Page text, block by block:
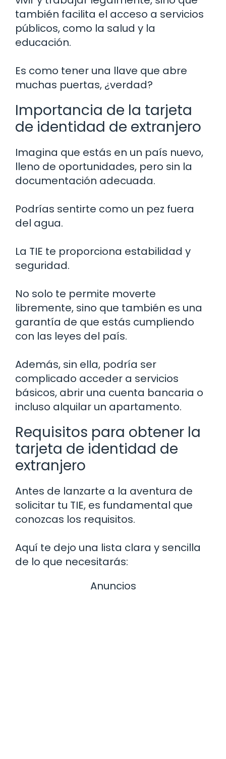
también facilita el acceso a servicios
públicos, como la salud y la
educación.
Es como tener una llave que abre
muchas puertas, ¿verdad?
Importancia de la tarjeta
de identidad de extranjero
Imagina que estás en un país nuevo,
lleno de oportunidades, pero sin la
documentación adecuada.
Podrías sentirte como un pez fuera
del agua.
La TIE te proporciona estabilidad y
seguridad.
No solo te permite moverte
libremente, sino que también es una
garantía de que estás cumpliendo
con las leyes del país.
Además, sin ella, podría ser
complicado acceder a servicios
básicos, abrir una cuenta bancaria o
incluso alquilar un apartamento.
Requisitos para obtener la
tarjeta de identidad de
extranjero
Antes de lanzarte a la aventura de
solicitar tu TIE, es fundamental que
conozcas los requisitos.
Aquí te dejo una lista clara y sencilla
de lo que necesitarás:
Anuncios